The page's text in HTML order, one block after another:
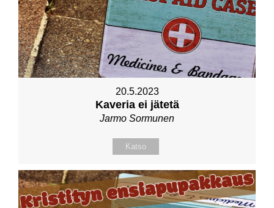
20.5.2023
Kaveria ei jätetä
Jarmo Sormunen
Katso